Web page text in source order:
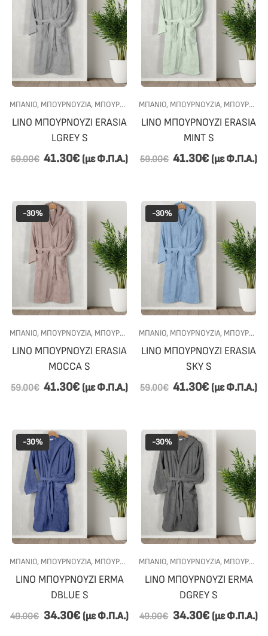
ΜΠΑΝΙΟ, ΜΠΟΥΡΝΟΎΖΙΑ, ΜΠΟΥΡΝΟΎΖΙΑ ΜΕ ΚΟΥΚΟΎΛΑ ,ΠΡΟΣΦΟΡΕΣ
LINO ΜΠΟΥΡΝΟΥΖΙ ERASIA
LGREY S
59.00€ 41.30€ (με Φ.Π.Α.)
ΜΠΑΝΙΟ, ΜΠΟΥΡΝΟΎΖΙΑ, ΜΠΟΥΡΝΟΎΖΙΑ ΜΕ ΚΟΥΚΟΎΛΑ
LINO ΜΠΟΥΡΝΟΥΖΙ ERASIA
MINT S
59.00€ 41.30€ (με Φ.Π.Α.)
-30%
ΜΠΑΝΙΟ, ΜΠΟΥΡΝΟΎΖΙΑ, ΜΠΟΥΡΝΟΎΖΙΑ ΜΕ ΚΟΥΚΟΎΛΑ ,ΠΡΟΣΦΟΡΕΣ
LINO ΜΠΟΥΡΝΟΥΖΙ ERASIA
MOCCA S
59.00€ 41.30€ (με Φ.Π.Α.)
-30%
ΜΠΑΝΙΟ, ΜΠΟΥΡΝΟΎΖΙΑ, ΜΠΟΥΡΝΟΎΖΙΑ ΜΕ ΚΟΥΚΟΎΛΑ
LINO ΜΠΟΥΡΝΟΥΖΙ ERASIA
SKY S
59.00€ 41.30€ (με Φ.Π.Α.)
-30%
ΜΠΑΝΙΟ, ΜΠΟΥΡΝΟΎΖΙΑ, ΜΠΟΥΡΝΟΎΖΙΑ ΜΕ ΚΟΥΚΟΎΛΑ ,ΠΡΟΣΦΟΡΕΣ
LINO ΜΠΟΥΡΝΟΥΖΙ ERMA
DBLUE S
49.00€ 34.30€ (με Φ.Π.Α.)
-30%
ΜΠΑΝΙΟ, ΜΠΟΥΡΝΟΎΖΙΑ, ΜΠΟΥΡΝΟΎΖΙΑ ΜΕ ΚΟΥΚΟΎΛΑ
LINO ΜΠΟΥΡΝΟΥΖΙ ERMA
DGREY S
49.00€ 34.30€ (με Φ.Π.Α.)